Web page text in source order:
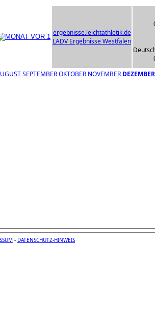
ergebnisse.leichtathletik.de
LADV Ergebnisse Westfalen
SEPTEMBEROKTOBER NOVEMBER DEZEMBER
- DATENSCHUTZ-HINWEIS